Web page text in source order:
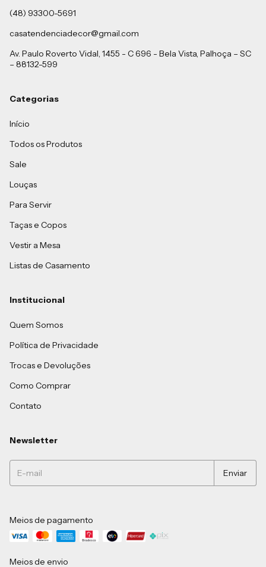
(48) 93300-5691
casatendenciadecor@gmail.com
Av. Paulo Roverto Vidal, 1455 - C 696 - Bela Vista, Palhoça – SC
– 88132-599
Categorias
Início
Todos os Produtos
Sale
Louças
Para Servir
Taças e Copos
Vestir a Mesa
Listas de Casamento
Institucional
Quem Somos
Política de Privacidade
Trocas e Devoluções
Como Comprar
Contato
Newsletter
Meios de pagamento
Meios de envio